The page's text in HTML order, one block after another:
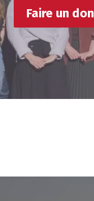
e
Faire un don